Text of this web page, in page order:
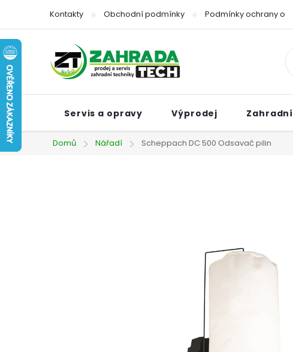
obsah
Kontakty Obchodní podmínky Podmínky ochrany
Servis a opravy Výprodej
Domů Nářadí Scheppach DC 500 Odsavač pilin